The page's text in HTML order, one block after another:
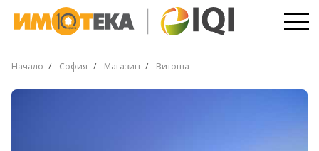
Начало София Магазин Витоша